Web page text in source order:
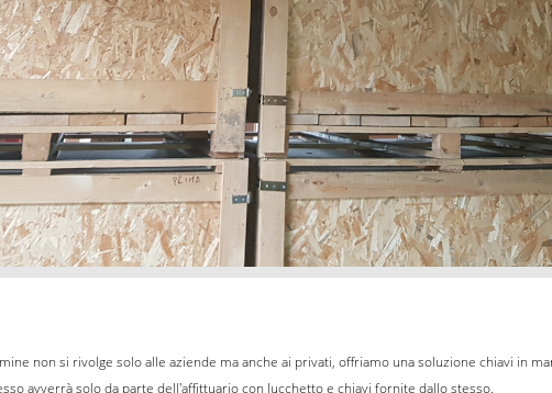
non si rivolge solo alle aziende ma anche ai privati, offriamo una soluzione chiavi in
avverrà solo da parte dell'affittuario con lucchetto e chiavi fornite dallo stesso.